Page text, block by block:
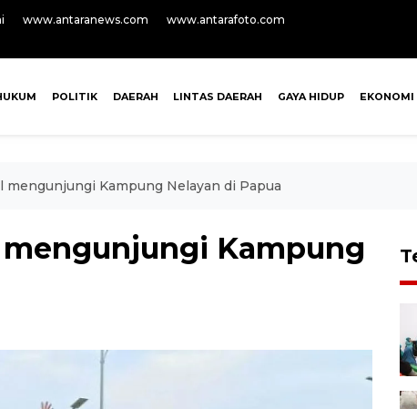
www.antaranews.com
www.antarafoto.com
POLITIK DAERAH LINTAS DAERAH GAYA HIDUP EKONOMI
mengunjungi Kampung Nelayan di Papua
mengunjungi Kampung